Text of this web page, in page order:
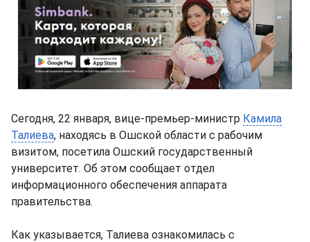
Сегодня, 22 января, вице-премьер-министр Камила
Талиева, находясь в Ошской области с рабочим
визитом, посетила Ошский государственный
университет. Об этом сообщает отдел
информационного обеспечения аппарата
правительства.
Как указывается, Талиева ознакомилась с